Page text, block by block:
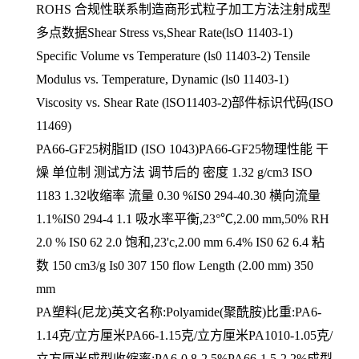
ROHS 合规性联系制造商形式粒子加工方法注射成型
多点数据Shear Stress vs,Shear Rate(lsO 11403-1)
Specific Volume vs Temperature (ls0 11403-2) Tensile
Modulus vs. Temperature, Dynamic (ls0 11403-1)
Viscosity vs. Shear Rate (lSO11403-2)部件标识代码(ISO
11469)
PA66-GF25树脂ID (ISO 1043)PA66-GF25物理性能 干
燥 单位制 测试方法 调节后的 密度 1.32 g/cm3 ISO
1183 1.32收缩率 流量 0.30 %IS0 294-40.30 横向流量
1.1%IS0 294-4 1.1 吸水率平衡,23°℃,2.00 mm,50% RH
2.0 % IS0 62 2.0 饱和,23'c,2.00 mm 6.4% IS0 62 6.4 粘
数 150 cm3/g Is0 307 150 flow Length (2.00 mm) 350
mm
PA塑料(尼龙)英文名称:Polyamide(聚酰胺)比重:PA6-
1.14克/立方厘米PA66-1.15克/立方厘米PA1010-1.05克/